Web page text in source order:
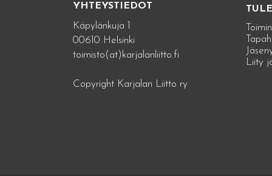
YHTEYSTIEDOT
Käpylänkuja 1
00610 Helsinki
toimisto(at)karjalanliitto.fi
Copyright Karjalan Liitto ry
Liity